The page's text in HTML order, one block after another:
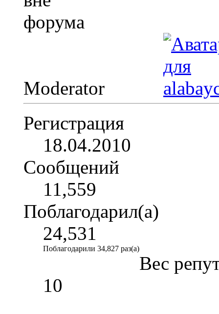
Moderator
Регистрация
18.04.2010
Сообщений
11,559
Поблагодарил(а)
24,531
Поблагодарили 34,827 раз(а)
Вес
10